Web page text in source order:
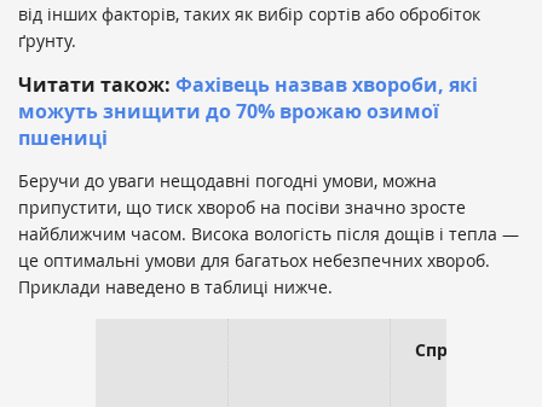
від інших факторів, таких як вибір сортів або обробіток
ґрунту.
Читати також: Фахівець назвав хвороби, які
можуть знищити до 70% врожаю озимої
пшениці
Беручи до уваги нещодавні погодні умови, можна
припустити, що тиск хвороб на посіви значно зросте
найближчим часом. Висока вологість після дощів і тепла —
це оптимальні умови для багатьох небезпечних хвороб.
Приклади наведено в таблиці нижче.
Сприятливі